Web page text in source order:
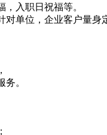
入职日祝福等。
单位，企业客户量
。